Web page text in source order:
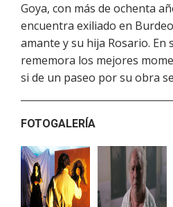
Goya, con más de ochenta
encuentra exiliado en
amante y su hija Rosario. En
rememora los mejores
si de un paseo por su obra
FOTOGALERÍA